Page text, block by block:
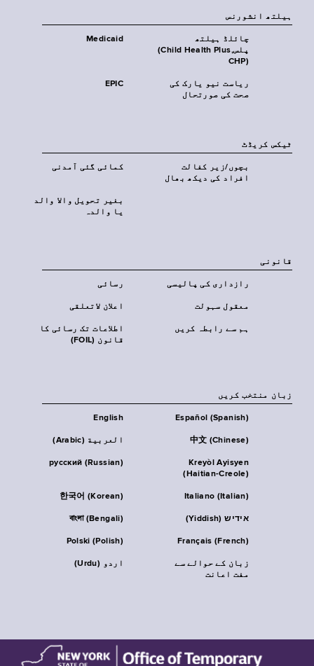
‏ہیلتھ انشورنس
Medicaid
چائلڈ ہیلتھ
پلس‎(Child Health Plus,
CHP)‎
EPIC
ریاست نیو یارک کی
صحت کی صورتحال
ٹیکس کریڈٹ
کمائی گئی آمدنی
بچوں/زیر کفالت
افراد کی دیکھ بھال
بغیر تحویل والا والد
یا والدہ
قانونی
رسائی رازداری کی پالیسی
اعلان لاتعلقی معقول سہولت
اطلاعات تک رسائی کا
قانون (FOIL)
ہم سے رابطہ کریں
زبان منتخب کریں
English Español (Spanish)
العربية (Arabic) 中文 (Chinese)
русский (Russian)
Kreyòl Ayisyen
(Haitian-Creole)
한국어 (Korean) Italiano (Italian)
বাংলা (Bengali) אידיש (Yiddish)
Polski (Polish) Français (French)
اردو (Urdu)
زبان کے حوالے سے
مفت اعانت